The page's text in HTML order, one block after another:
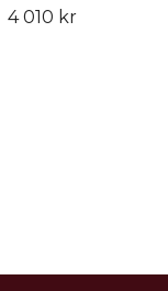
4 010 kr